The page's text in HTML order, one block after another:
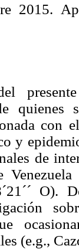
2015.
quienes
con
y
de
O).
(e.g.,